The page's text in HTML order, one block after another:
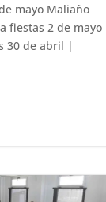
mayo Maliaño
fiestas 2 de mayo
30 de abril |